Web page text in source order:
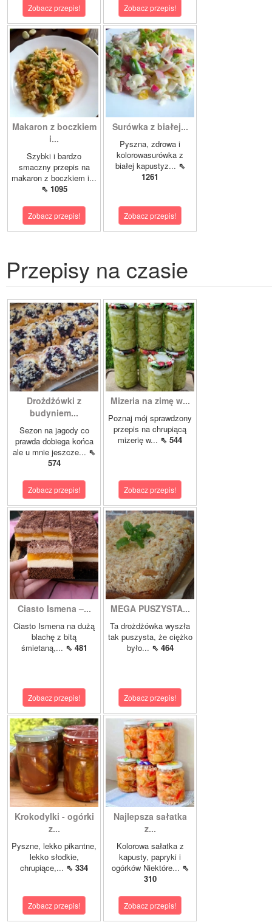
Zobacz przepis! Zobacz przepis!
Makaron z boczkiem
i...
Szybki i bardzo
smaczny przepis na
makaron z boczkiem i...
⇖ 1095
Zobacz przepis!
Surówka z białej...
Pyszna, zdrowa i
kolorowasurówka z
białej kapustyz... ⇖
1261
Zobacz przepis!
Przepisy na czasie
Drożdżówki z
budyniem...
Sezon na jagody co
prawda dobiega końca
ale u mnie jeszcze... ⇖
574
Zobacz przepis!
Mizeria na zimę w...
Poznaj mój sprawdzony
przepis na chrupiącą
mizerię w... ⇖ 544
Zobacz przepis!
Ciasto Ismena –...
Ciasto Ismena na dużą
blachę z bitą
śmietaną,... ⇖ 481
Zobacz przepis!
MEGA PUSZYSTA...
Ta drożdżówka wyszła
tak puszysta, że ciężko
było... ⇖ 464
Zobacz przepis!
Krokodylki - ogórki
z...
Pyszne, lekko pikantne,
lekko słodkie,
chrupiące,... ⇖ 334
Zobacz przepis!
Najlepsza sałatka
z...
Kolorowa sałatka z
kapusty, papryki i
ogórków Niektóre... ⇖
310
Zobacz przepis!